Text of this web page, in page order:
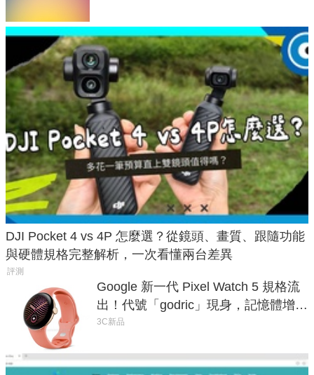
DJI Pocket 4 vs 4P 怎麼選？從鏡頭、畫質、跟隨功能
與硬體規格完整解析，一次看懂兩台差異
評測
Google 新一代 Pixel Watch 5 規格流
出！代號「godric」現身，記憶體增強
鎖定 AI 應用
3C新品